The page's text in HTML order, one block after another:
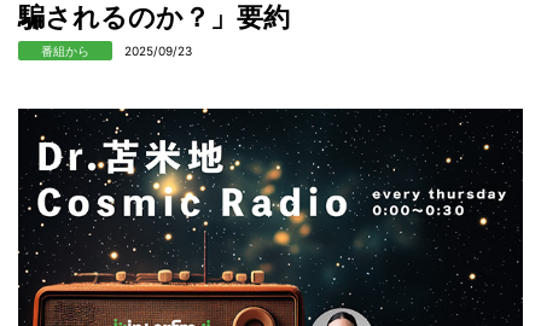
騙されるのか？」要約
番組から 2025/09/23